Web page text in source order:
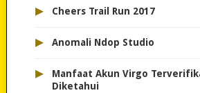
▸ Cheers Trail Run 2017
▸ Anomali Ndop Studio
▸
Manfaat Akun Virgo
Diketahui